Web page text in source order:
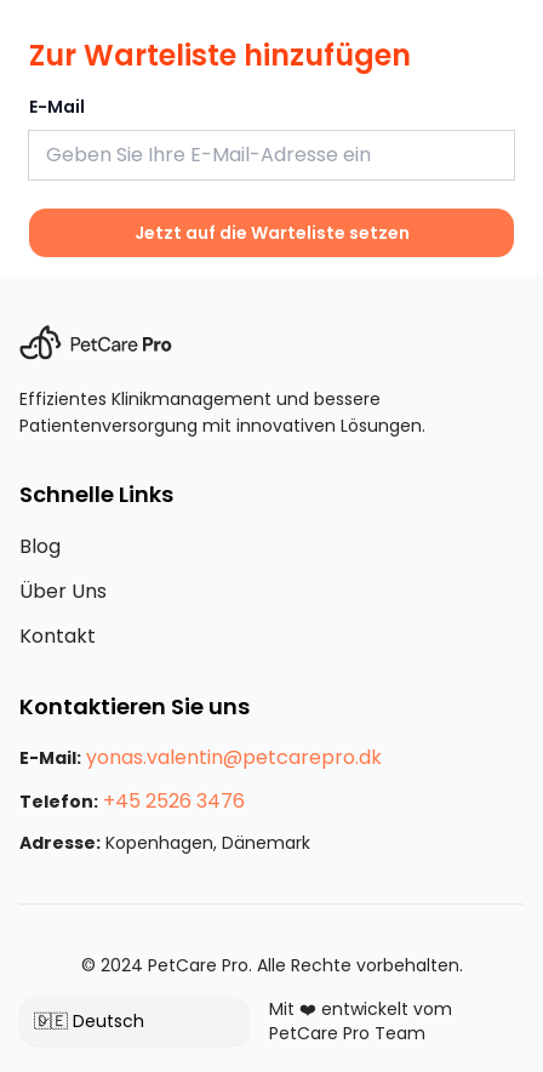
Zur Warteliste hinzufügen
E-Mail
Jetzt auf die Warteliste setzen
Effizientes Klinikmanagement und bessere
Patientenversorgung mit innovativen Lösungen.
Schnelle Links
Blog
Über Uns
Kontakt
Kontaktieren Sie uns
E-Mail: yonas.valentin@petcarepro.dk
Telefon: +45 2526 3476
Adresse: Kopenhagen, Dänemark
© 2024 PetCare Pro. Alle Rechte vorbehalten.
🇩🇪 Deutsch
Mit ❤️ entwickelt vom
PetCare Pro Team